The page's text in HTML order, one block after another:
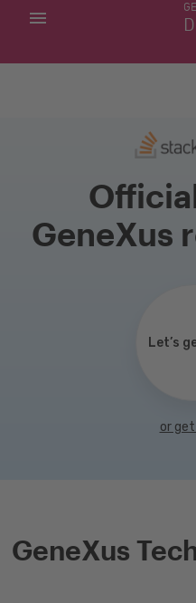
MIS APLICACIONES
GeneXus
Let’s
or
GeneXus